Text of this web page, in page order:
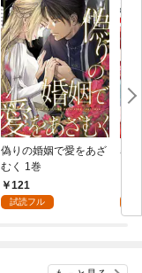
偽りの婚姻で愛をあざ
むく 1巻
121
試読フル
暴